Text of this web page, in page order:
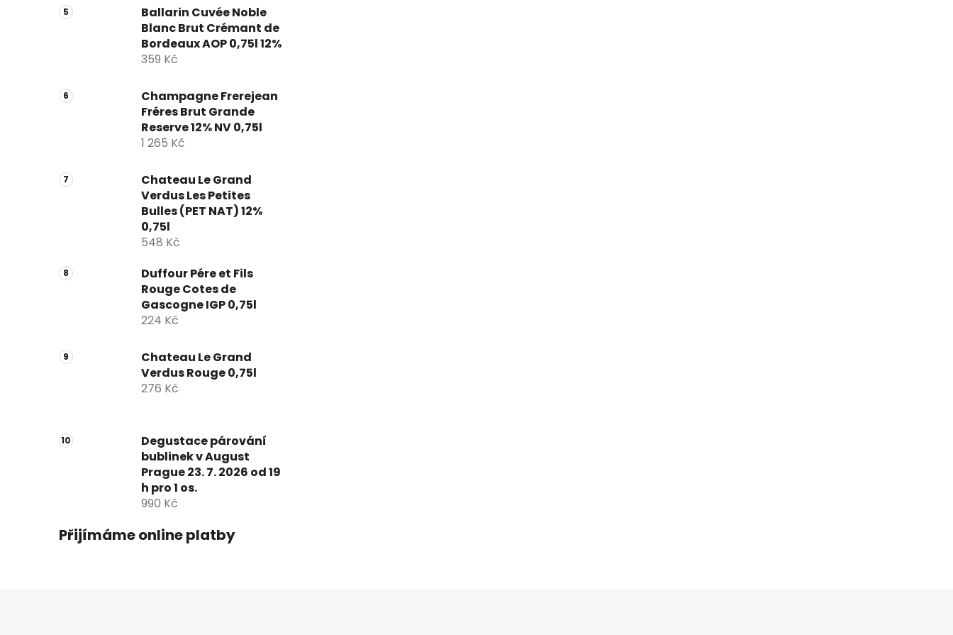
Ballarin Cuvée Noble
Blanc Brut Crémant de
Bordeaux AOP 0,75l 12%
359 Kč
Champagne Frerejean
Fréres Brut Grande
Reserve 12% NV 0,75l
1 265 Kč
Chateau Le Grand
Verdus Les Petites
Bulles (PET NAT) 12%
0,75l
548 Kč
Duffour Pére et Fils
Rouge Cotes de
Gascogne IGP 0,75l
224 Kč
Chateau Le Grand
Verdus Rouge 0,75l
276 Kč
Degustace párování
bublinek v August
Prague 23. 7. 2026 od 19
h pro 1 os.
990 Kč
Přijímáme online platby